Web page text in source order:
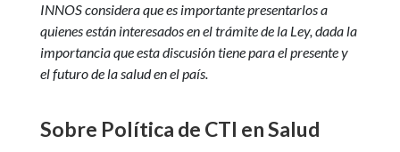
INNOS considera que es importante presentarlos a
quienes están interesados en el trámite de la Ley, dada la
importancia que esta discusión tiene para el presente y
el futuro de la salud en el país.
Sobre Política de CTI en Salud